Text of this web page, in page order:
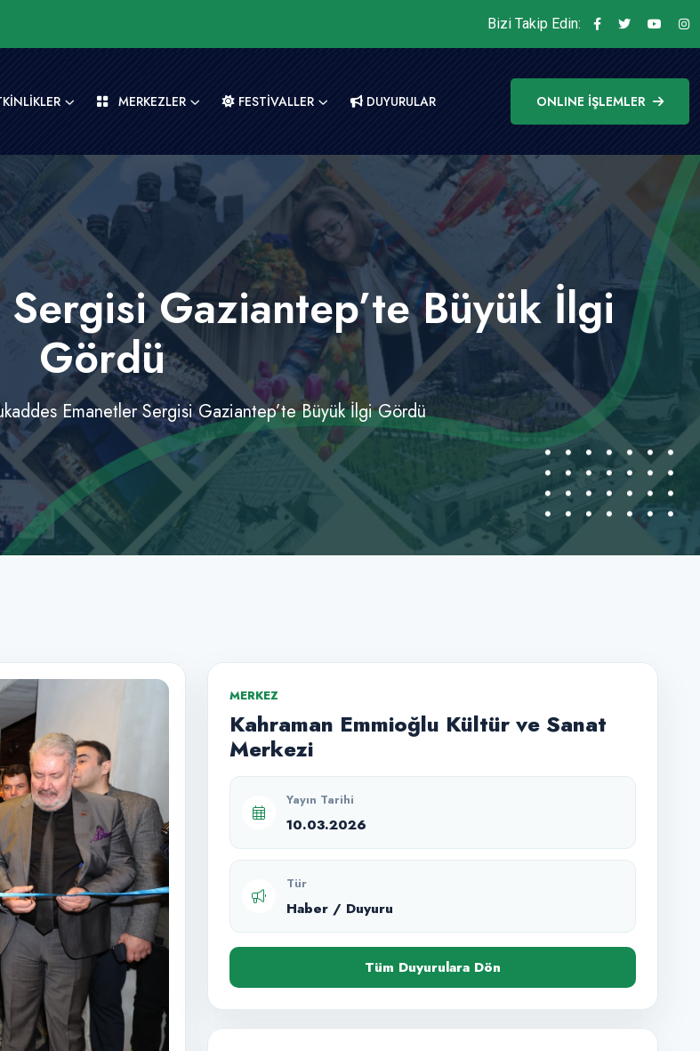
Bizi Takip Edin:
MERKEZLER FESTİVALLER DUYURULAR ONLINE İŞLEMLER
Gaziantep’te Büyük İlgi
Gördü
Emanetler Sergisi Gaziantep’te Büyük İlgi Gördü
MERKEZ
Kahraman Emmioğlu Kültür ve Sanat
Merkezi
Yayın Tarihi
10.03.2026
Tür
Haber / Duyuru
Tüm Duyurulara Dön